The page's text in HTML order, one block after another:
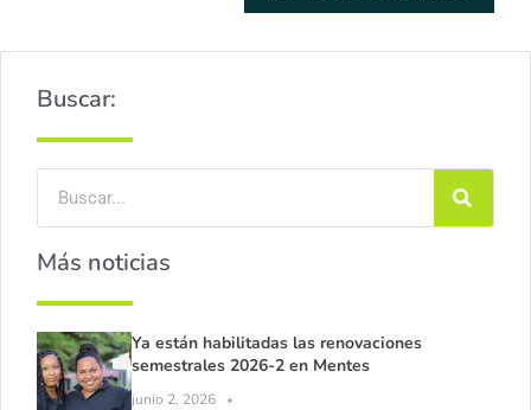
Buscar:
Más noticias
Ya están habilitadas las renovaciones
semestrales 2026-2 en Mentes
junio 2, 2026